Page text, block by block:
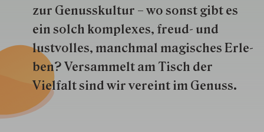
zur Genuss­kultur – wo sonst gibt es
ein solch kom­plexes, freud- und
lustvolles, manchmal ma­gisch­es Er­le­
ben? Versammelt am Tisch der
Vielfalt sind wir ver­eint im Genuss.